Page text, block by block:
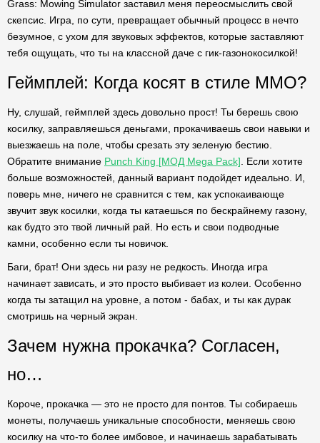
Grass: Mowing Simulator заставил меня переосмыслить свой
скепсис. Игра, по сути, превращает обычный процесс в нечто
безумное, с ухом для звуковых эффектов, которые заставляют
тебя ощущать, что ты на классной даче с гик-газонокосилкой!
Геймплей: Когда косят в стиле ММО?
Ну, слушай, геймплей здесь довольно прост! Ты берешь свою
косилку, заправляешься деньгами, прокачиваешь свои навыки и
выезжаешь на поле, чтобы срезать эту зеленую бестию.
Обратите внимание Punch King [МОД Mega Pack] . Если хотите
больше возможностей, данный вариант подойдет идеально. И,
поверь мне, ничего не сравнится с тем, как успокаивающе
звучит звук косилки, когда ты катаешься по бескрайнему газону,
как будто это твой личный рай. Но есть и свои подводные
камни, особенно если ты новичок.
Баги, брат! Они здесь ни разу не редкость. Иногда игра
начинает зависать, и это просто выбивает из колеи. Особенно
когда ты затащил на уровне, а потом - бабах, и ты как дурак
смотришь на черный экран.
Зачем нужна прокачка? Согласен,
но…
Короче, прокачка — это не просто для понтов. Ты собираешь
монеты, получаешь уникальные способности, меняешь свою
косилку на что-то более имбовое, и начинаешь зарабатывать